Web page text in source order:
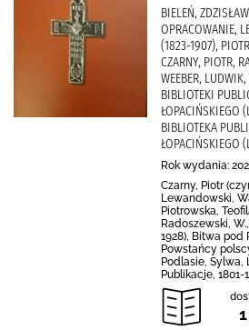
BIELEŃ,
OPRACOWANIE,
(1823-1907),
CZARNY, PIOTR,
WEEBER,
BIBLIOTEKI
ŁOPACIŃSKIEGO
BIBLIOTEKA
ŁOPACIŃSKIEGO
Rok wydania:
Czarny, Piotr
Lewandowski,
Piotrowska,
Radoszewski,
1928), Bitwa pod
Powstańcy
Podlasie, Sylwa,
Publikacje, 1801-